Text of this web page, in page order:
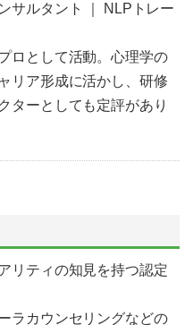
サルタント ｜ NLPトレー
ロとして活動。心理学の
リア形成に活かし、研修
ターとしても定評があり
リティの知見を持つ認定
ラカウンセリングなどの